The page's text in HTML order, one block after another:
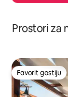
Prostori za
Favorit gostiju
Favorit gostiju